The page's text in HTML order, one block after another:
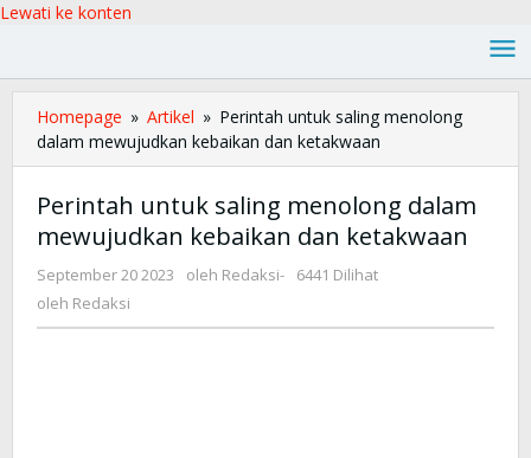
Lewati ke konten
Homepage » Artikel » Perintah untuk saling menolong
dalam mewujudkan kebaikan dan ketakwaan
Perintah untuk saling menolong dalam
mewujudkan kebaikan dan ketakwaan
September 20 2023 oleh Redaksi-
6441 Dilihat
oleh Redaksi